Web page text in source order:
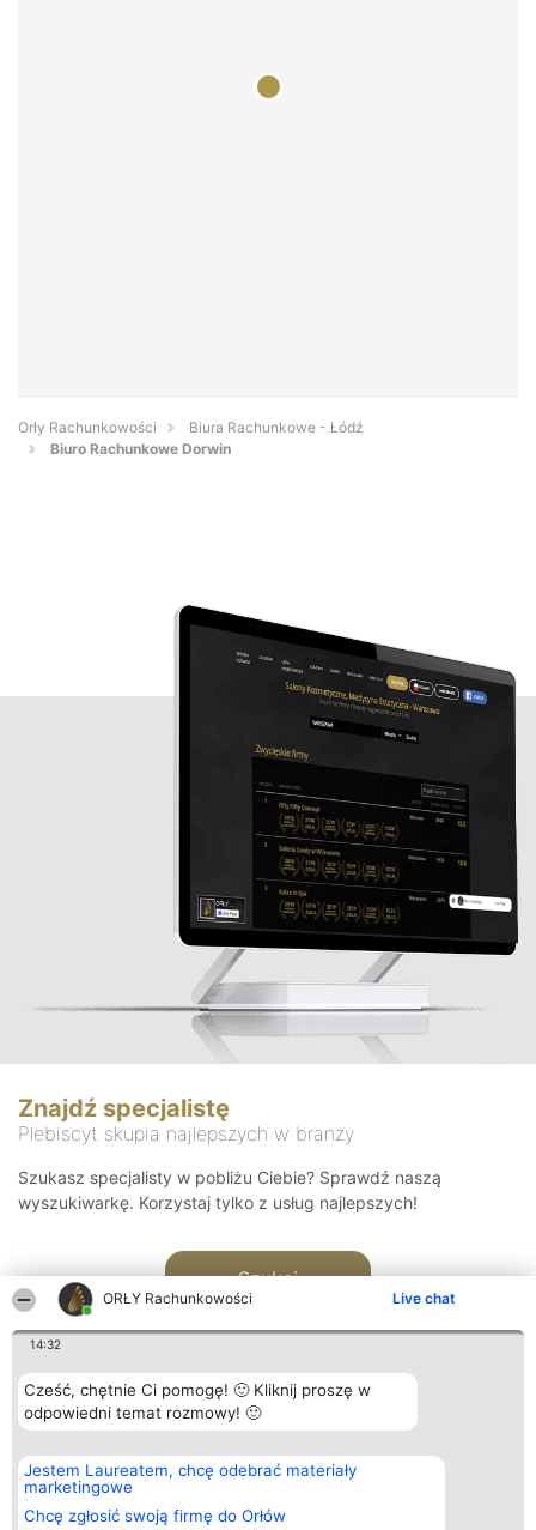
ORŁY Rachunkowości Live chat
14:32
Cześć, chętnie Ci pomogę! 🙂 Kliknij proszę w
odpowiedni temat rozmowy! 🙂
Jestem Laureatem, chcę odebrać materiały
marketingowe
Chcę zgłosić swoją firmę do Orłów
Orły Rachunkowości
Biura Rachunkowe - Łódź
Biuro Rachunkowe Dorwin
Znajdź specjalistę
Plebiscyt skupia najlepszych w branży
Szukasz specjalisty w pobliżu Ciebie? Sprawdź naszą
wyszukiwarkę. Korzystaj tylko z usług najlepszych!
Szukaj
Organizator plebiscytu
Bright Side Solutions sp. z o.
o. sp. k.
ul. Ruska 22
Wrocław 50-079
Plebiscyt
Laureaci
wszystkich
Laureatów
Kontakt
Kontakt